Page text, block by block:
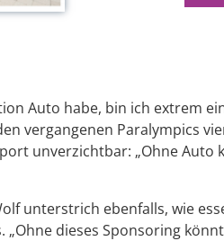
Auto habe, bin ich extrem
vergangenen Paralympics
unverzichtbar: „Ohne Auto
unterstrich ebenfalls, wie
dieses Sponsoring